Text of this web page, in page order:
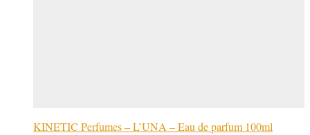
KINETIC Perfumes – L’UNA – Eau de parfum 100ml